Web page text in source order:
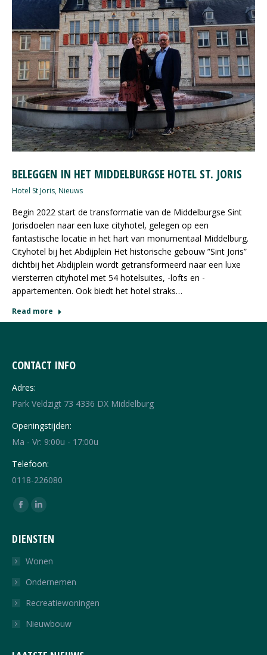
BELEGGEN IN HET MIDDELBURGSE HOTEL ST. JORIS
Hotel St Joris,Nieuws
Begin 2022 start de transformatie van de Middelburgse Sint
Jorisdoelen naar een luxe cityhotel, gelegen op een
fantastische locatie in het hart van monumentaal Middelburg.
Cityhotel bij het Abdijplein Het historische gebouw ”Sint Joris”
dichtbij het Abdijplein wordt getransformeerd naar een luxe
viersterren cityhotel met 54 hotelsuites, -lofts en -
appartementen. Ook biedt het hotel straks…
Read more
CONTACT INFO
Adres:
Park Veldzigt 73 4336 DX Middelburg
Openingstijden:
Ma - Vr: 9:00u - 17:00u
Telefoon:
0118-226080
Vind ons op:
Facebook
opens
in
opens
in
DIENSTEN
Wonen
Ondernemen
Recreatiewoningen
Nieuwbouw